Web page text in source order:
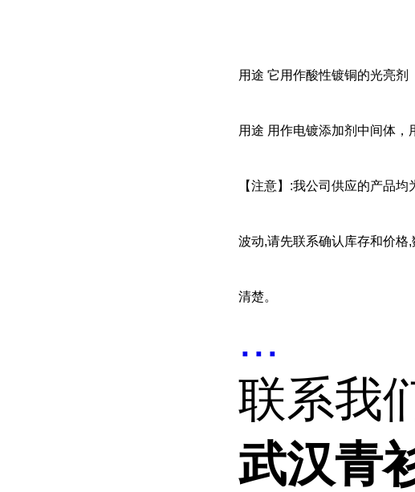
用途 它用作酸性镀铜的光亮剂
用途 用作电镀添加剂中间体
【注意】:我公司供应的产品
波动,请先联系确认库存和价格
清楚。
...
联系我
武汉青